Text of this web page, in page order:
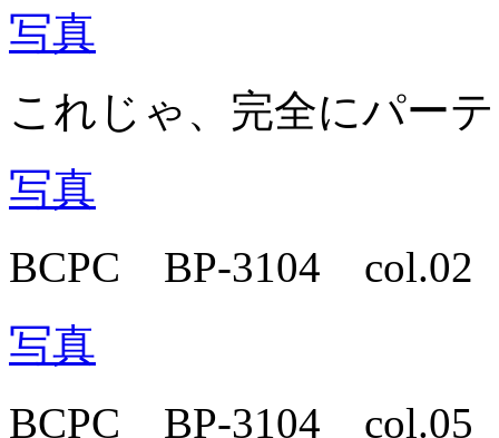
写真
これじゃ、完全にパー
写真
BCPC BP-3104 col.02
写真
BCPC BP-3104